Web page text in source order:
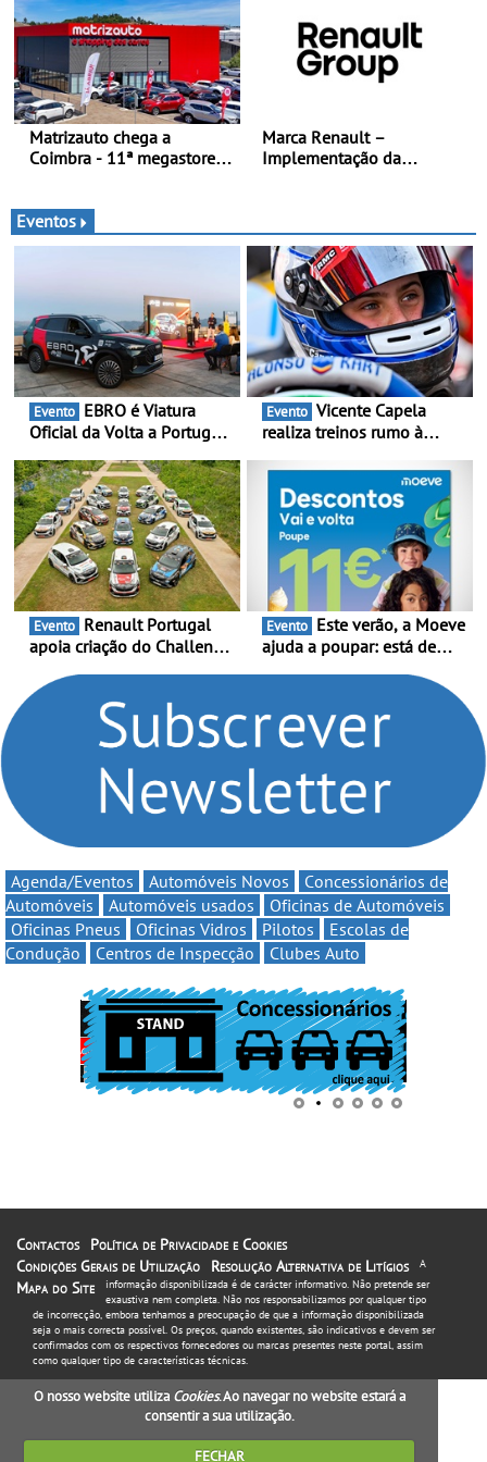
2027 e foi concebida para
reunir cinco plataformas
diferentes numa única
arquitetura escalável
Matrizauto chega a
Coimbra - 11ª megastore
Marca Renault –
Implementação da
valor
Eventos
Evento
Oficial da Volta a Portugal
presença nacional ao lado
da mítica prova de ciclismo
e leva a sua gama SUV
multi-energia às estradas
de Portugal
Evento
realiza treinos rumo à
Portugal Karting e mira boa
estreia - O Campeonato
Portugal Karting 2026
decorre entre 1 de Março e
6 de Setembro
Evento
apoia criação do Challenge
compromisso com o
automobilismo nacional
continua em 2026
Evento
ajuda a poupar: está de
Volta” com descontos de
Agenda/Eventos Automóveis Novos
Concessionários de
Automóveis
Automóveis usados
Oficinas de Automóveis
Oficinas Pneus
Oficinas Vidros Pilotos
Escolas de
Condução
Centros de Inspecção Clubes Auto
Contactos
Política de Privacidade e Cookies
Condições Gerais de Utilização
Resolução Alternativa de Litígios
Mapa do Site
A
informação disponibilizada é de carácter informativo. Não pretende ser
exaustiva nem completa. Não nos responsabilizamos por qualquer tipo
de incorrecção, embora tenhamos a preocupação de que a informação disponibilizada
seja o mais correcta possível. Os preços, quando existentes, são indicativos e devem ser
confirmados com os respectivos fornecedores ou marcas presentes neste portal, assim
como qualquer tipo de características técnicas.
O nosso website utiliza Cookies. Ao navegar no website estará a
consentir a sua utilização.
FECHAR